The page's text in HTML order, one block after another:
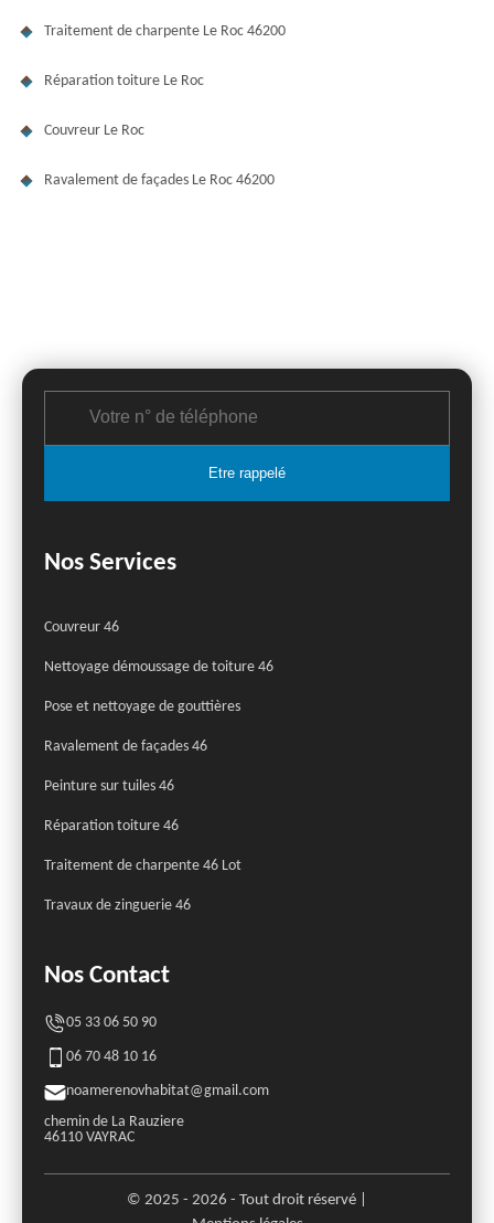
Traitement de charpente Le Roc 46200
Réparation toiture Le Roc
Couvreur Le Roc
Ravalement de façades Le Roc 46200
Nos Services
Couvreur 46
Nettoyage démoussage de toiture 46
Pose et nettoyage de gouttières
Ravalement de façades 46
Peinture sur tuiles 46
Réparation toiture 46
Traitement de charpente 46 Lot
Travaux de zinguerie 46
Nos Contact
05 33 06 50 90
06 70 48 10 16
noamerenovhabitat@gmail.com
chemin de La Rauziere
46110 VAYRAC
© 2025 - 2026 - Tout droit réservé |